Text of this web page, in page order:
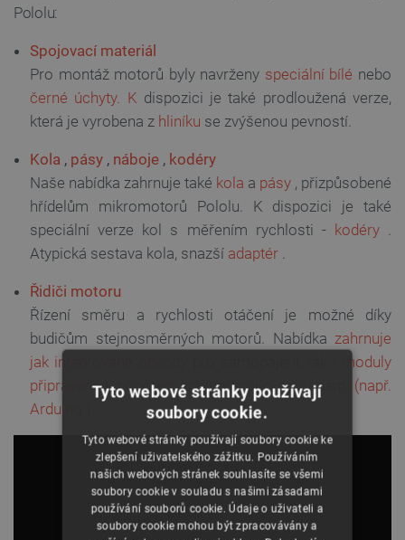
Pololu:
Spojovací materiál
Pro montáž motorů byly navrženy speciální bílé nebo
černé úchyty. K dispozici je také prodloužená verze,
která je vyrobena z hliníku se zvýšenou pevností.
Kola , pásy , náboje , kodéry
Naše nabídka zahrnuje také kola a pásy , přizpůsobené
hřídelům mikromotorů Pololu. K dispozici je také
speciální verze kol s měřením rychlosti - kodéry.
Atypická sestava kola, snazší adaptér .
Řidiči motoru
Řízení směru a rychlosti otáčení je možné díky
budičům stejnosměrných motorů. Nabídka zahrnuje
jak integrované obvody
moduly
připravené k připojení spolupracující se sadami (např.
Arduino
Tyto webové stránky používají
soubory cookie.
Tyto webové stránky používají soubory cookie ke
zlepšení uživatelského zážitku. Používáním
našich webových stránek souhlasíte se všemi
soubory cookie v souladu s našimi zásadami
používání souborů cookie. Údaje o uživateli a
soubory cookie mohou být zpracovávány a